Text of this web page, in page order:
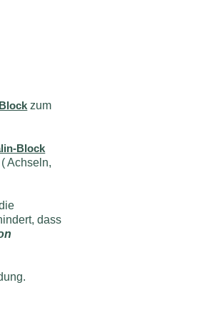
zum
Block
Achseln,
dass